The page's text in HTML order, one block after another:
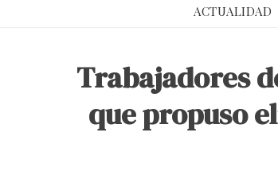
ACTUALIDAD
Trabajadores
que propuso